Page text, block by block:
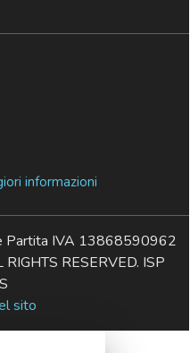
informazioni
Partita IVA 13868590962
RESERVED. ISP
sito